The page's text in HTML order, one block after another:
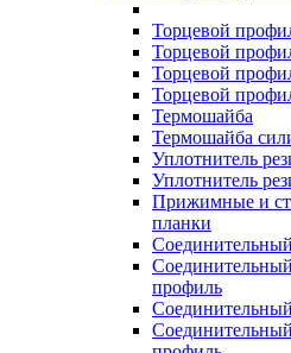
Торцевой
Торцевой
Торцевой
Торцевой
Термошайба
Термошайба
Уплотнитель
Уплотнитель
Прижимные и
планки
профиль